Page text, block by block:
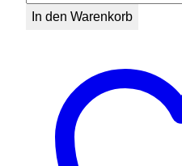
Hackfleisch
In den Warenkorb